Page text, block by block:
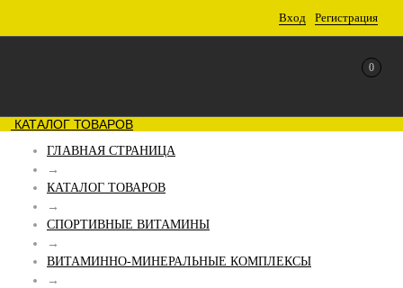
Вход Регистрация
0
КАТАЛОГ ТОВАРОВ
ГЛАВНАЯ СТРАНИЦА
→
КАТАЛОГ ТОВАРОВ
→
СПОРТИВНЫЕ ВИТАМИНЫ
→
ВИТАМИННО-МИНЕРАЛЬНЫЕ КОМПЛЕКСЫ
→